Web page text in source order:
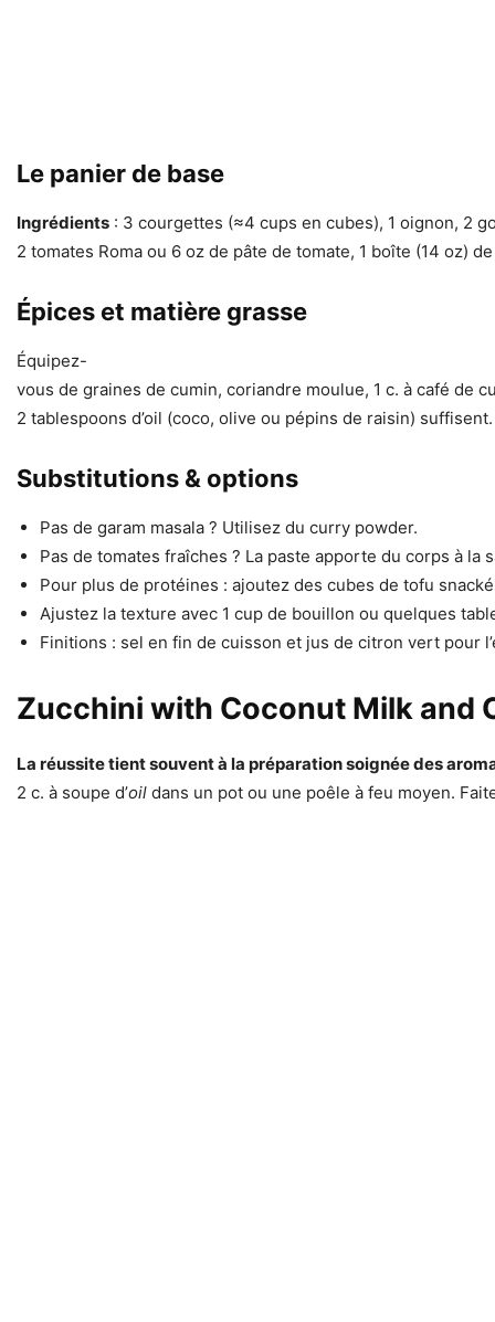
Le panier de base
Ingrédients : 3 courgettes (≈4 cups en cubes), 1 oignon, 2
2 tomates Roma ou 6 oz de pâte de tomate, 1 boîte (14 oz)
Épices et matière grasse
Équipez-
vous de graines de cumin, coriandre moulue, 1 c. à café de
2 tablespoons d’oil (coco, olive ou pépins de raisin) suffisent.
Substitutions & options
Pas de garam masala ? Utilisez du curry powder.
Pas de tomates fraîches ? La paste apporte du corps à la
Pour plus de protéines : ajoutez des cubes de tofu
Ajustez la texture avec 1 cup de bouillon ou quelques
Finitions : sel en fin de cuisson et jus de citron vert pour
Zucchini with Coconut Milk and
La réussite tient souvent à la préparation soignée des
2 c. à soupe d’oil dans un pot ou une poêle à feu moyen.